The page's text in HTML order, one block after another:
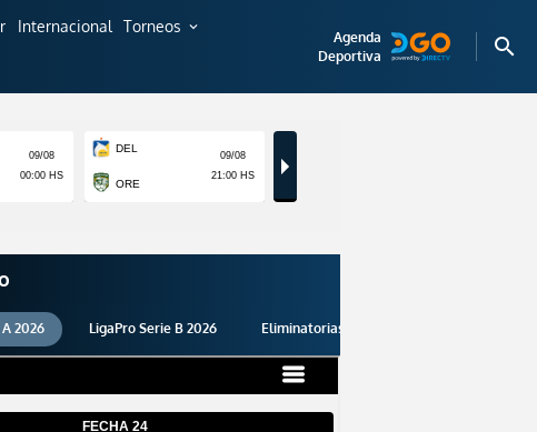
Internacional Torneos expand_more
Agenda
Deportiva
search
2026 LigaPro Serie B 2026 Eliminatorias 2026